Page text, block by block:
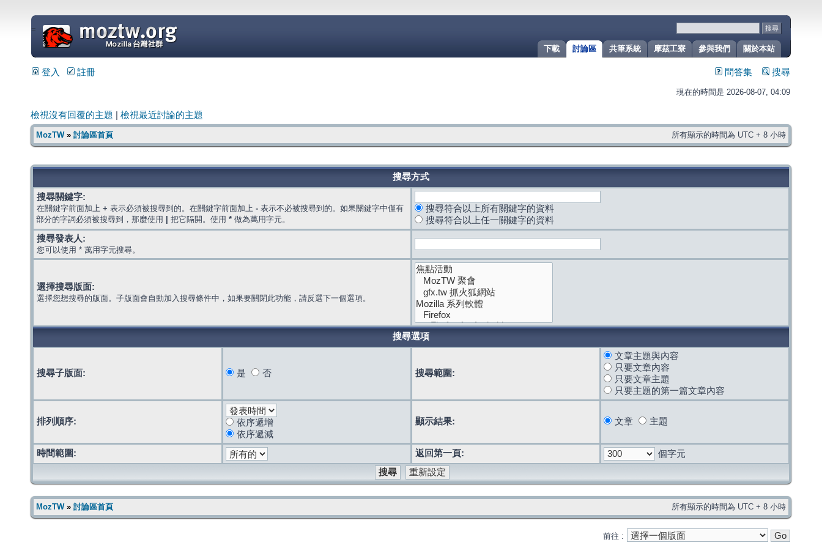
關於本站
參與我們
摩茲工寮
共筆系統
討論區
下載
=
登入 註冊 問答集 搜尋
現在的時間是 2026-08-07, 04:09
檢視沒有回覆的主題 檢視最近討論的主題
MozTW» 討論區首頁 所有顯示的時間為 UTC + 8 小時
搜尋方式
搜尋關鍵字:
在關鍵字前面加上 + 表示必須被搜尋到的。在關鍵字前面加上 - 表示不必被搜尋到的。如果關鍵字中僅有
部分的字詞必須被搜尋到，那麼使用
把它隔開。使用 * 做為萬用字元。
搜尋符合以上所有關鍵字的資料
搜尋符合以上任一關鍵字的資料
搜尋發表人:
您可以使用 * 萬用字元搜尋。
選擇搜尋版面:
選擇您想搜尋的版面。子版面會自動加入搜尋條件中，如果要關閉此功能，請反選下一個選項。
搜尋選項
搜尋子版面: 是 否 搜尋範圍:
文章主題與內容
只要文章內容
只要文章主題
只要主題的第一篇文章內容
排列順序:
依序遞增
依序遞減
顯示結果: 文章 主題
時間範圍: 返回第一頁: 個字元
MozTW» 討論區首頁 所有顯示的時間為 UTC + 8 小時
前往 :